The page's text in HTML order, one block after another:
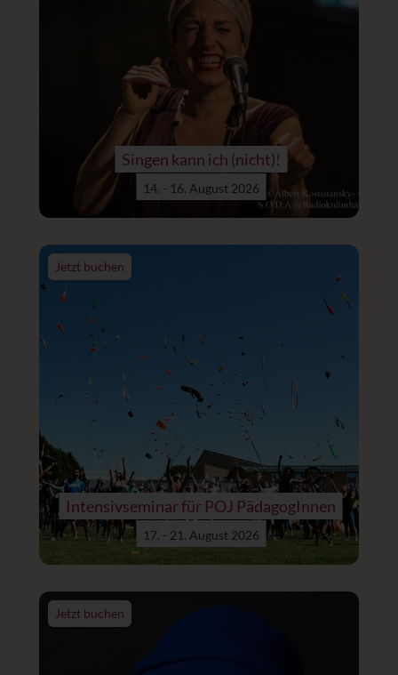
Singen kann ich (nicht)!
14. - 16. August 2026
Jetzt buchen
Intensivseminar für POJ PädagogInnen
17. - 21. August 2026
Jetzt buchen